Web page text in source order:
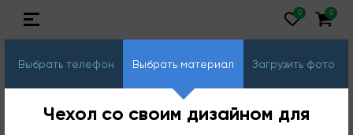
Выбрать телефон Выбрать материал Загрузить фото
Чехол со своим дизайном для